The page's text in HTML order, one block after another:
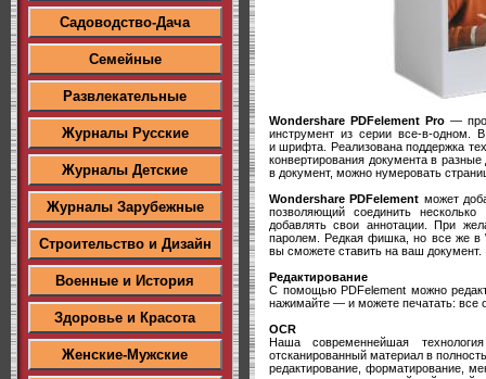
Садоводство-Дача
Семейные
Развлекательные
Журналы Русские
Журналы Детские
Журналы Зарубежные
Строительство и Дизайн
Военные и История
Здоровье и Красота
Женские-Мужские
Wondershare PDFelement Pro —
инструмент из серии все-в-одном.
и шрифта. Реализована поддержка
конвертирования документа в
в документ, можно нумеровать
Wondershare PDFelement может
позволяющий соединить
добавлять свои аннотации. При
паролем. Редкая фишка, но все же в
вы сможете ставить на ваш документ.
Редактирование
С помощью PDFelement можно
нажимайте — и можете печатать: все
OCR
Наша современнейшая
отсканированный материал в
редактирование, форматирование,